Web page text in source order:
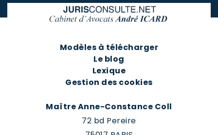
Modèles à télécharger
Le blog
Lexique
Gestion des cookies
Maître Anne-Constance Coll
72 bd Pereire